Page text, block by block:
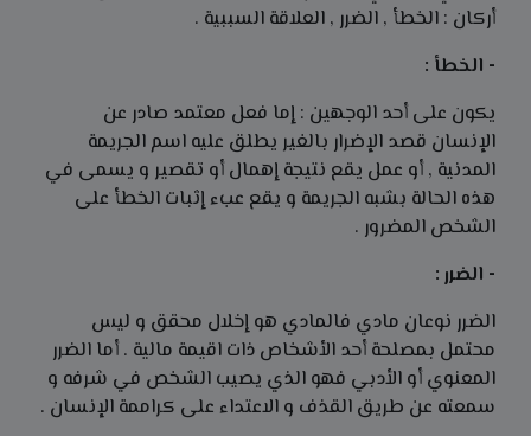
أركان : الخطأ , الضرر , العلاقة السببية .
- الخطأ :
يكون على أحد الوجهين : إما فعل معتمد صادر عن
الإنسان قصد الإضرار بالغير يطلق عليه اسم الجريمة
المدنية , أو عمل يقع نتيجة إهمال أو تقصير و يسمى في
هذه الحالة بشبه الجريمة و يقع عبء إثبات الخطأ على
الشخص المضرور .
- الضرر :
الضرر نوعان مادي فالمادي هو إخلال محقق و ليس
محتمل بمصلحة أحد الأشخاص ذات اقيمة مالية . أما الضرر
المعنوي أو الأدبي فهو الذي يصيب الشخص في شرفه و
سمعته عن طريق القذف و الاعتداء على كراممة الإنسان .